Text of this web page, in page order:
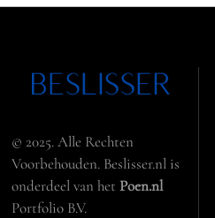
© 2025. Alle Rechten
Voorbehouden. Beslisser.nl is
onderdeel van hetPoen.nl
Portfolio B.V.